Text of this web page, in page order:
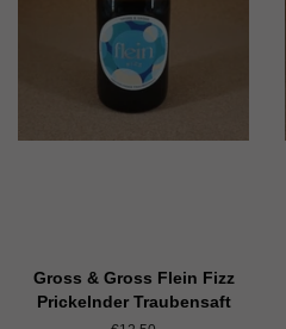
Gross & Gross Flein Fizz
Prickelnder Traubensaft